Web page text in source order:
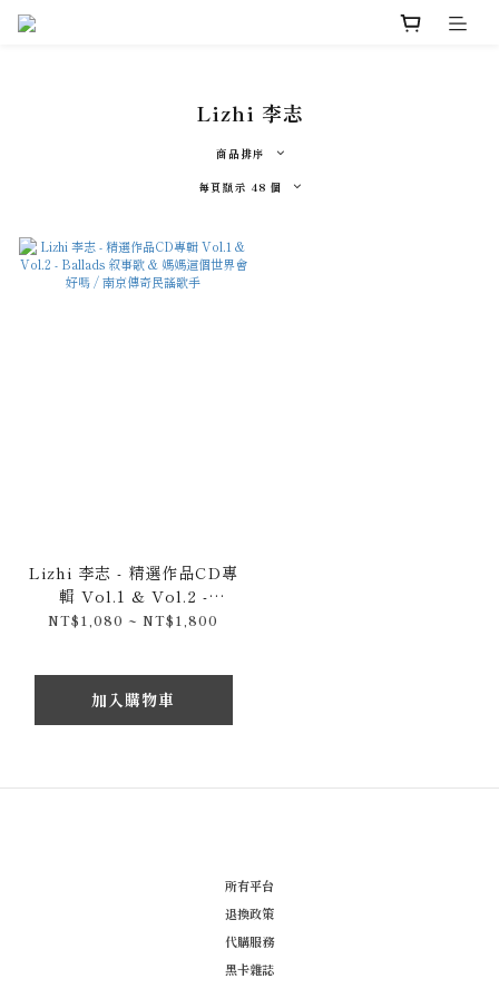
Lizhi 李志
商品排序
每頁顯示 48 個
Lizhi 李志 - 精選作品CD專
輯 Vol.1 & Vol.2 -
Ballads 叙事歌 & 媽媽這
NT$1,080 ~ NT$1,800
加入購物車
所有平台
退換政策
代購服務
黑卡雜誌